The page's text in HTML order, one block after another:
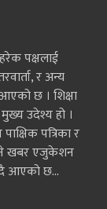
पक्षलाई
र अन्य
आएको छ । शिक्षा
उदेश्य हो ।
पत्रिका र
खबर एजुकेशन
आएको छ...